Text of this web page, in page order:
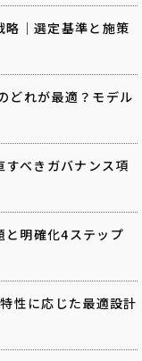
略｜選定基準と施策
どれが最適？モデル
べきガバナンス項
と明確化4ステップ
性に応じた最適設計